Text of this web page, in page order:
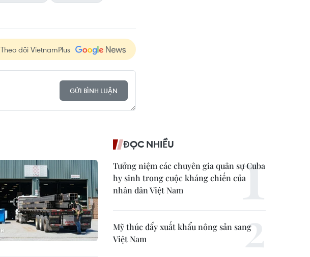
Theo dõi VietnamPlus
GỬI BÌNH LUẬN
ĐỌC NHIỀU
Tưởng niệm các chuyên gia quân sự Cuba
hy sinh trong cuộc kháng chiến của
nhân dân Việt Nam
Mỹ thúc đẩy xuất khẩu nông sản sang
Việt Nam